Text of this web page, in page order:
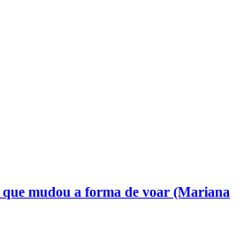
mudou a forma de voar (Mariana